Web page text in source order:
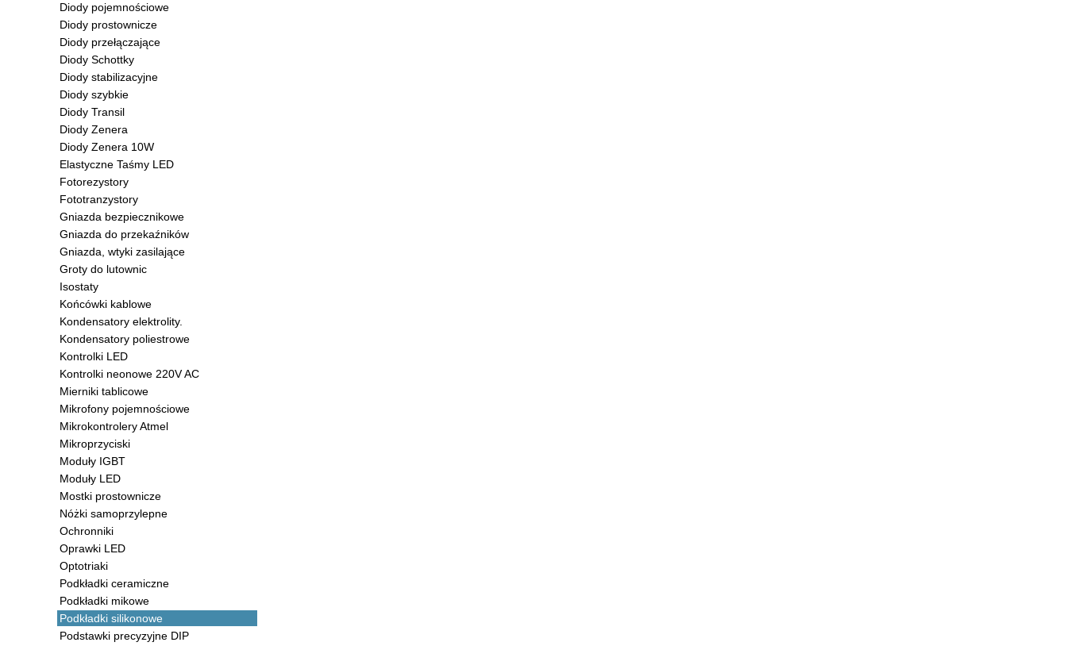
Diody pojemnościowe
Diody prostownicze
Diody przełączające
Diody Schottky
Diody stabilizacyjne
Diody szybkie
Diody Transil
Diody Zenera
Diody Zenera 10W
Elastyczne Taśmy LED
Fotorezystory
Fototranzystory
Gniazda bezpiecznikowe
Gniazda do przekaźników
Gniazda, wtyki zasilające
Groty do lutownic
Isostaty
Końcówki kablowe
Kondensatory elektrolity.
Kondensatory poliestrowe
Kontrolki LED
Kontrolki neonowe 220V AC
Mierniki tablicowe
Mikrofony pojemnościowe
Mikrokontrolery Atmel
Mikroprzyciski
Moduły IGBT
Moduły LED
Mostki prostownicze
Nóżki samoprzylepne
Ochronniki
Oprawki LED
Optotriaki
Podkładki ceramiczne
Podkładki mikowe
Podkładki silikonowe
Podstawki precyzyjne DIP